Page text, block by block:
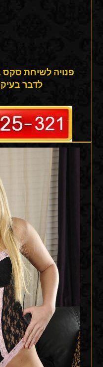
פנויה לשיחת סקס
לדבר